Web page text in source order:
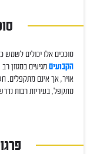
סוככים אלו יכולים לשמש
הקבועיםמגיעים במגוון
אויר, אך אינם מתקפלים.
מתקפל, בעיריות רבות